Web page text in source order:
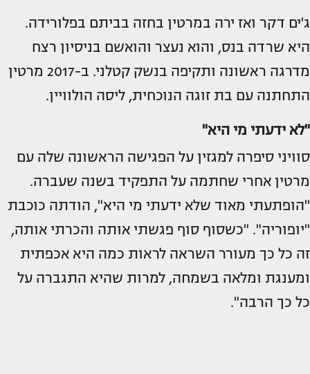
ג'ים דקר ואז ירה במרטין בחזה בביתם בפלורידה.
היא שרדה בנס, והוא נעצר והואשם בניסיון רצח
מדרגה ראשונה ותקיפה בנשק קטלני. ב-2017 מרטין
התחתנה עם בת זוגה הנוכחית, ליסה הולוויין.
"לא ידעתי מי היא"
סוויני סיפרה למגזין על הפגישה הראשונה שלה עם
מרטין אחרי שחתמה על התפקיד בשנה שעברה.
"הופתעתי מאוד שלא ידעתי מי היא", הודתה כוכבת
"יופוריה". "כשסוף סוף פגשתי אותה והכרתי אותה,
זה כל כך מעורר השראה לראות כמה היא אכפתית
ומענגת ומלאה בשמחה, למרות שהיא התגברה על
כל כך הרבה".